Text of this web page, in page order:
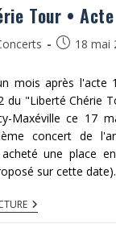
Tour •
Publication
18 mai
mois après l'acte
du "Liberté Chérie
Maxéville ce 17
concert de
une place
sur cette date).
LIBERTÉ
CHÉRIE